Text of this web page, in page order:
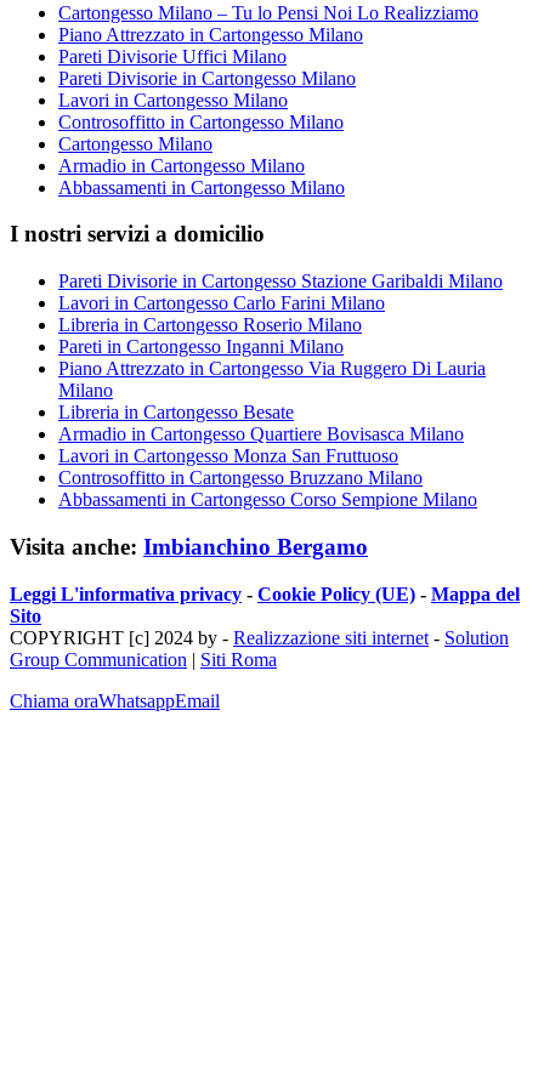
Cartongesso Milano – Tu lo Pensi Noi Lo Realizziamo
Piano Attrezzato in Cartongesso Milano
Pareti Divisorie Uffici Milano
Pareti Divisorie in Cartongesso Milano
Lavori in Cartongesso Milano
Controsoffitto in Cartongesso Milano
Cartongesso Milano
Armadio in Cartongesso Milano
Abbassamenti in Cartongesso Milano
I nostri servizi a domicilio
Pareti Divisorie in Cartongesso Stazione Garibaldi Milano
Lavori in Cartongesso Carlo Farini Milano
Libreria in Cartongesso Roserio Milano
Pareti in Cartongesso Inganni Milano
Piano Attrezzato in Cartongesso Via Ruggero Di Lauria
Milano
Libreria in Cartongesso Besate
Armadio in Cartongesso Quartiere Bovisasca Milano
Lavori in Cartongesso Monza San Fruttuoso
Controsoffitto in Cartongesso Bruzzano Milano
Abbassamenti in Cartongesso Corso Sempione Milano
Visita anche: Imbianchino Bergamo
Leggi L'informativa privacy - Cookie Policy (UE) - Mappa del
Sito
COPYRIGHT [c] 2024 by - Realizzazione siti internet - Solution
Group Communication | Siti Roma
Chiama oraWhatsappEmail